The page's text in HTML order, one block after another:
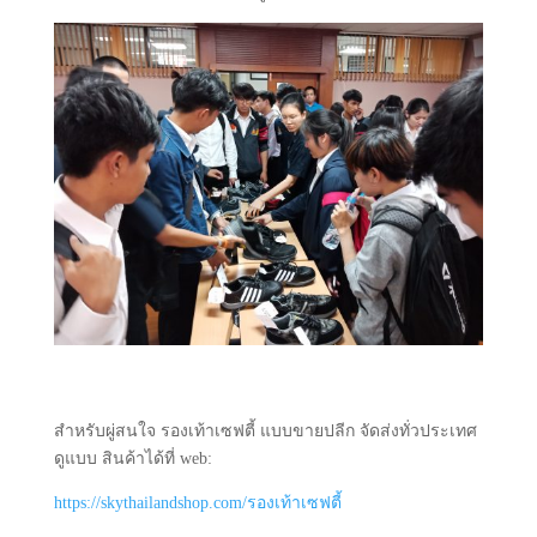
สำหรับผู่สนใจ รองเท้าเซฟตี้ แบบขายปลีก จัดส่งทั่วประเทศ
ดูแบบ สินค้าได้ที่ web:
https://skythailandshop.com/รองเท้าเซฟตี้